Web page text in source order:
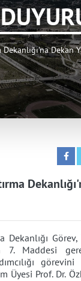
Dekan
Dekanlığı
7. Maddesi
Üyesi Prof. Dr.